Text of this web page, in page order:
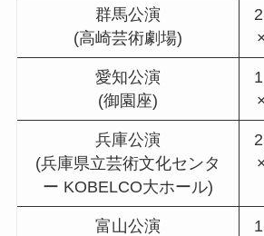
群馬公演
(高崎芸術劇場)
愛知公演
(御園座)
兵庫公演
(兵庫県立芸術文化センタ
ー KOBELCO大ホール)
富山公演